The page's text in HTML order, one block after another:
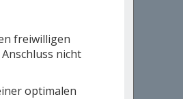
freiwilligen
nicht
optimalen